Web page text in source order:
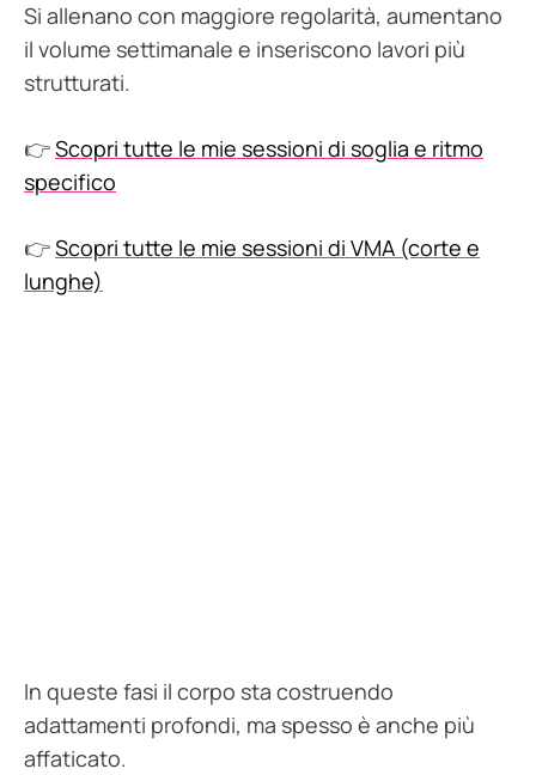
Si allenano con maggiore regolarità, aumentano
il volume settimanale e inseriscono lavori più
strutturati.
👉Scopri tutte le mie sessioni di soglia e ritmo
specifico
👉Scopri tutte le mie sessioni di VMA (corte e
lunghe)
In queste fasi il corpo sta costruendo
adattamenti profondi, ma spesso è anche più
affaticato.